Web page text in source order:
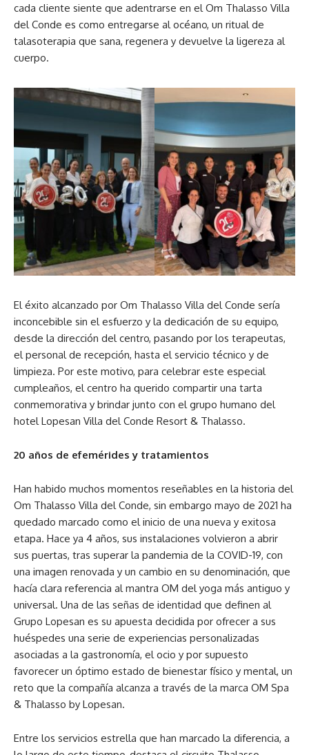
cada cliente siente que adentrarse en el Om Thalasso Villa
del Conde es como entregarse al océano, un ritual de
talasoterapia que sana, regenera y devuelve la ligereza al
cuerpo.
El éxito alcanzado por Om Thalasso Villa del Conde sería
inconcebible sin el esfuerzo y la dedicación de su equipo,
desde la dirección del centro, pasando por los terapeutas,
el personal de recepción, hasta el servicio técnico y de
limpieza. Por este motivo, para celebrar este especial
cumpleaños, el centro ha querido compartir una tarta
conmemorativa y brindar junto con el grupo humano del
hotel Lopesan Villa del Conde Resort & Thalasso.
20 años de efemérides y tratamientos
Han habido muchos momentos reseñables en la historia del
Om Thalasso Villa del Conde, sin embargo mayo de 2021 ha
quedado marcado como el inicio de una nueva y exitosa
etapa. Hace ya 4 años, sus instalaciones volvieron a abrir
sus puertas, tras superar la pandemia de la COVID-19, con
una imagen renovada y un cambio en su denominación, que
hacía clara referencia al mantra OM del yoga más antiguo y
universal. Una de las señas de identidad que definen al
Grupo Lopesan es su apuesta decidida por ofrecer a sus
huéspedes una serie de experiencias personalizadas
asociadas a la gastronomía, el ocio y por supuesto
favorecer un óptimo estado de bienestar físico y mental, un
reto que la compañía alcanza a través de la marca OM Spa
& Thalasso by Lopesan.
Entre los servicios estrella que han marcado la diferencia, a